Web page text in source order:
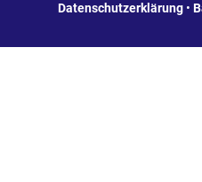
Datenschutzerklärung•